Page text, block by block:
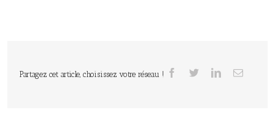
Partagez cet article, choisissez votre réseau !